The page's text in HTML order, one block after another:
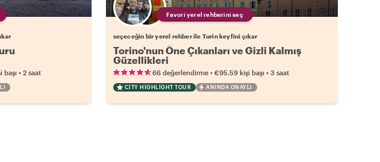
başı •2 saat
Favori yerel rehberini seç
seçeceğin bir yerel rehber ile Turin keyfini çıkar
Torino'nun Öne Çıkanları ve Gizli Kalmış
Güzellikleri
66 değerlendirme• €95.59 kişi başı• 3 saat
CITY HIGHLIGHT TOUR ANINDA ONAYLI